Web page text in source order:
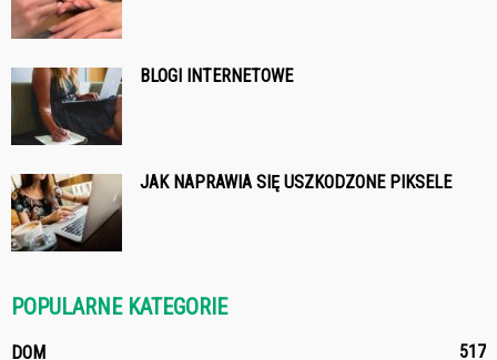
BLOGI INTERNETOWE
JAK NAPRAWIA SIĘ USZKODZONE PIKSELE
POPULARNE KATEGORIE
DOM 517